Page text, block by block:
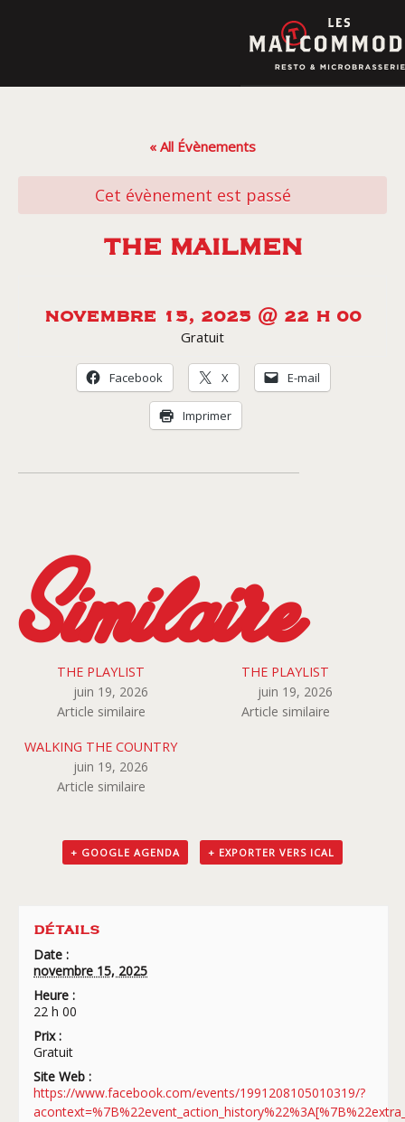
« All Évènements
Cet évènement est passé
THE MAILMEN
NOVEMBRE 15, 2025 @ 22 H 00
Gratuit
Facebook X E-mail
Imprimer
Similaire
THE PLAYLIST
juin 19, 2026
Article similaire
THE PLAYLIST
juin 19, 2026
Article similaire
WALKING THE COUNTRY
juin 19, 2026
Article similaire
+ GOOGLE AGENDA + EXPORTER VERS ICAL
DÉTAILS
Date :
novembre 15, 2025
Heure :
22 h 00
Prix :
Gratuit
Site Web :
https://www.facebook.com/events/1991208105010319/?